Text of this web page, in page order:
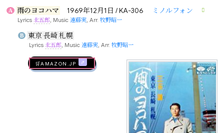
A 雨のヨコハマ 1969年12月1日 / KA-306 ミノルフォン
Lyrics北五郎, Music遠藤実, Arr.牧野昭一
B 東京 長崎 札幌
Lyrics 北五郎 , Music 遠藤実, Arr. 牧野昭一
🛒AMAZON.jp